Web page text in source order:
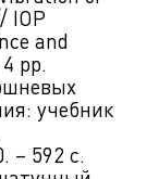
IOP
and
pp.
учебник
– 592 с.